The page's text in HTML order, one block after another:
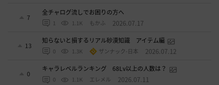
7
全チャログ流しでお困りの方へ
1 1.1K もかふ 2026.07.17
13
知らないと損するリアル砂漠知識 アイテム編
0 1.3K ザンナック-日本 2026.07.12
0
キャラレベルランキング 68Lv以上の人数は？
0 1.1K エレメル 2026.07.11